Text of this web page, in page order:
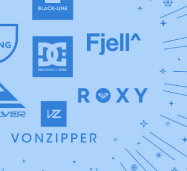
prende vita al Kosis Pub (Hotel Kosis,
indimenticabili in due location diverse e
come spazi di confronto, community,
condiviso lontano dalla neve.